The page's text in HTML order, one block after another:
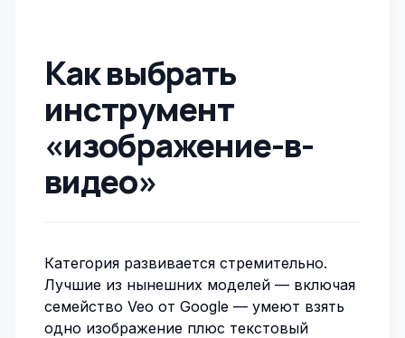
Как выбрать
инструмент
«изображение-в-
видео»
Категория развивается стремительно.
Лучшие из нынешних моделей — включая
семейство Veo от Google — умеют взять
одно изображение плюс текстовый